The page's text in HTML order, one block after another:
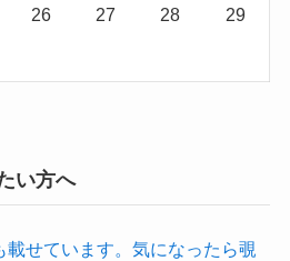
26 27 28 29
い方へ
せています。気になったら覗